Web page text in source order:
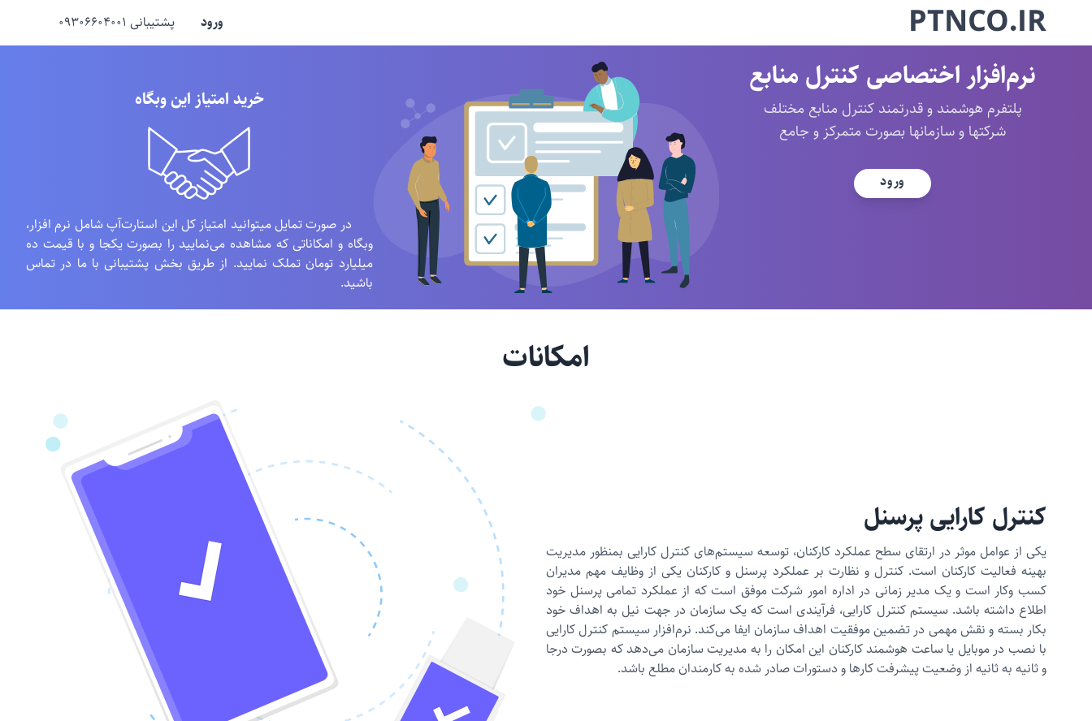
PTNCO.IR ورود پشتیبانی ۰۹۳۰۶۶۰۴۰۰۱
نرم‌افزار اختصاصی کنترل منابع
پلتفرم هوشمند و قدرتمند کنترل منابع مختلف
شرکتها و سازمانها بصورت متمرکز و جامع
ورود
خرید امتیاز این وبگاه
در صورت تمایل میتوانید امتیاز کل این استارت‌آپ شامل نرم افزار،
وبگاه و امکاناتی که مشاهده می‌نمایید را بصورت یکجا و با قیمت ده
میلیارد تومان تملک نمایید. از طریق بخش پشتیبانی با ما در تماس
باشید.
امکانات
کنترل کارایی پرسنل
یکی از عوامل موثر در ارتقای سطح عملکرد کارکنان، توسعه سیستم‌های کنترل کارایی بمنظور مدیریت
بهینه فعالیت کارکنان است. کنترل و نظارت بر عملکرد پرسنل و کارکنان یکی از وظایف مهم مدیران
کسب وکار است و یک مدیر زمانی در اداره امور شرکت موفق است که از عملکرد تمامی پرسنل خود
اطلاع داشته باشد. سیستم کنترل کارایی، فرآیندی است که یک سازمان در جهت نیل به اهداف خود
بکار بسته و نقش مهمی در تضمین موفقیت اهداف سازمان ایفا می‌کند. نرم‌افزار سیستم کنترل کارایی
با نصب در موبایل یا ساعت هوشمند کارکنان این امکان را به مدیریت سازمان می‌دهد که بصورت درجا
و ثانیه به ثانیه از وضعیت پیشرفت کارها و دستورات صادر شده به کارمندان مطلع باشد.